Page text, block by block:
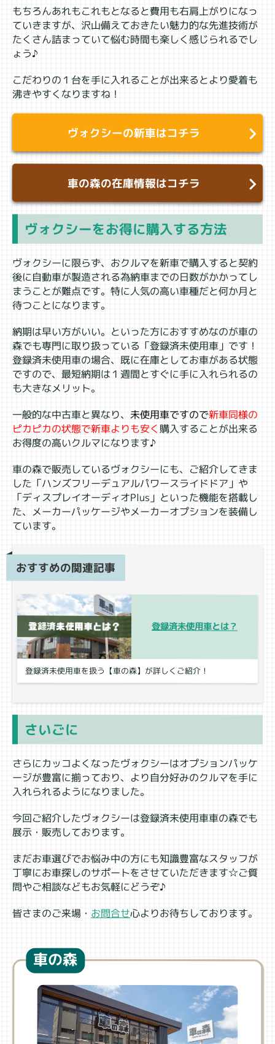
もちろんあれもこれもとなると費用も右肩上がりになっ
ていきますが、沢山備えておきたい魅力的な先進技術が
たくさん詰まっていて悩む時間も楽しく感じられるでし
ょう♪
こだわりの１台を手に入れることが出来るとより愛着も
沸きやすくなりますね！
ヴォクシーの新車はコチラ
車の森の在庫情報はコチラ
ヴォクシーをお得に購入する方法
ヴォクシーに限らず、おクルマを新車で購入すると契約
後に自動車が製造される為納車までの日数がかかってし
まうことが難点です。特に人気の高い車種だと何か月と
待つことになります。
納期は早い方がいい。といった方におすすめなのが車の
森でも専門に取り扱っている「登録済未使用車」です！
登録済未使用車の場合、既に在庫としてお車がある状態
ですので、最短納期は１週間とすぐに手に入れられるの
も大きなメリット。
一般的な中古車と異なり、未使用車ですので新車同様の
ピカピカの状態で新車よりも安く購入することが出来る
お得度の高いクルマになります♪
車の森で販売しているヴォクシーにも、ご紹介してきま
した「ハンズフリーデュアルパワースライドドア」や
「ディスプレイオーディオPlus」といった機能を搭載し
た、メーカーパッケージやメーカーオプションを装備し
ています。
おすすめの関連記事
登録済未使用車とは？
登録済未使用車を扱う【車の森】が詳しくご紹介！
さいごに
さらにカッコよくなったヴォクシーはオプションパッケ
ージが豊富に揃っており、より自分好みのクルマを手に
入れられるようになりました。
今回ご紹介したヴォクシーは登録済未使用車車の森でも
展示・販売しております。
まだお車選びでお悩み中の方にも知識豊富なスタッフが
丁寧にお車探しのサポートをさせていただきます☆ご質
問やご相談などもお気軽にどうぞ♪
皆さまのご来場・ お問合せ心よりお待ちしております。
車の森